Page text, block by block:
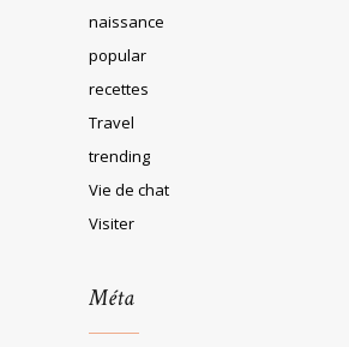
naissance
popular
recettes
Travel
trending
Vie de chat
Visiter
Méta